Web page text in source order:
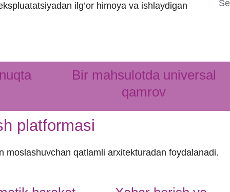
ilg’or himoya va ishlaydigan
Bir mahsulotda universal
qamrov
platformasi
moslashuvchan qatlamli arxitekturadan foydalanadi.